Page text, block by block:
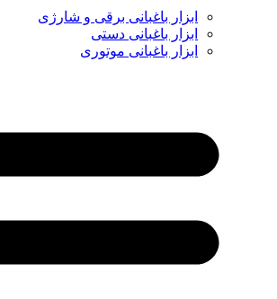
ابزار باغبانی برقی و شارژی
ابزار باغبانی دستی
ابزار باغبانی موتوری